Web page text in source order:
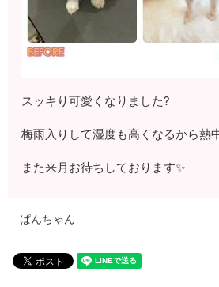
スッキり可愛くなりました?
梅雨入りして湿度も高くなるから熱
また来月お待ちしております✨
ぱんちゃん